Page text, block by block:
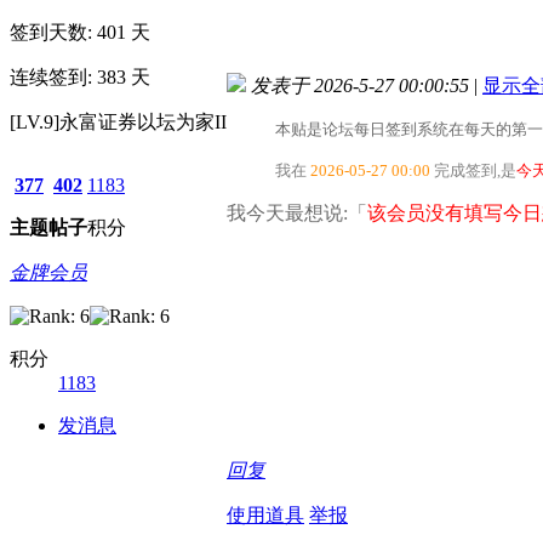
签到天数: 401 天
连续签到: 383 天
[LV.9]永富证券以坛为家II
377
主题
402
帖子
1183
积分
金牌会员
积分
1183
发消息
发表于 2026-5-27 00:00:55 | 显示
本贴是论坛每日签到系统在每天的第
我在 2026-05-27 00:00 完成签到,是今
我今天最想说:「 该会员没有填写今
回复
使用道具 举报